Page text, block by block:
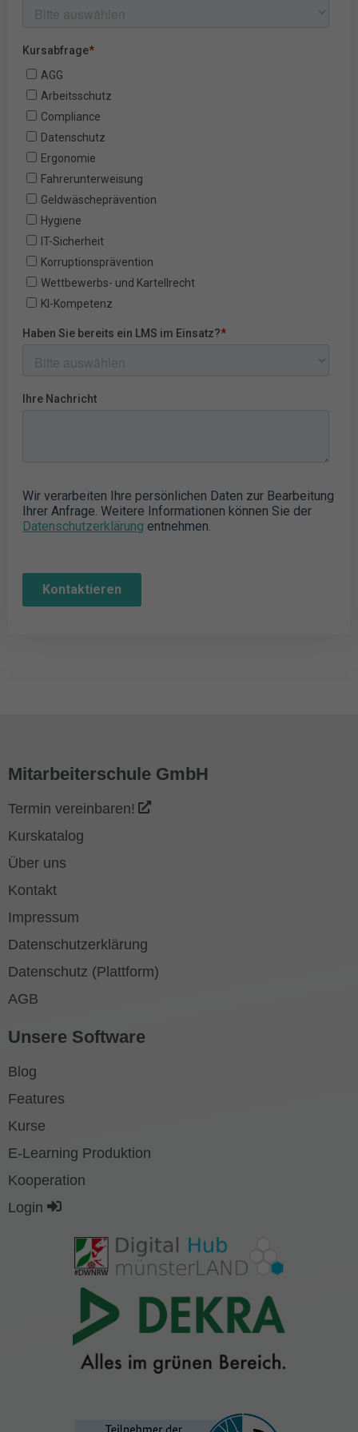
Mitarbeiterschule GmbH
Termin vereinbaren!
Kurskatalog
Über uns
Kontakt
Impressum
Datenschutzerklärung
Datenschutz (Plattform)
AGB
Unsere Software
Blog
Features
Kurse
E-Learning Produktion
Kooperation
Login